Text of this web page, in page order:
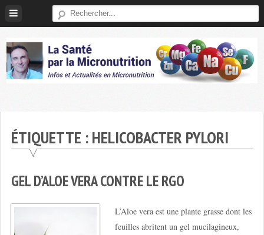
Skip
ÉTIQUETTE :HELICOBACTER PYLORI
GEL D’ALOE VERA CONTRE LE RGO
L’Aloe vera est une plante grasse dont les
feuilles abritent un gel mucilagineux,